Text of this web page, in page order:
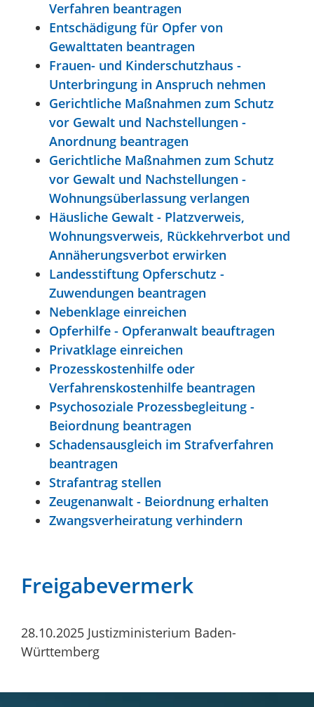
Verfahren beantragen
Entschädigung für Opfer von
Gewalttaten beantragen
Frauen- und Kinderschutzhaus -
Unterbringung in Anspruch nehmen
Gerichtliche Maßnahmen zum Schutz
vor Gewalt und Nachstellungen -
Anordnung beantragen
Gerichtliche Maßnahmen zum Schutz
vor Gewalt und Nachstellungen -
Wohnungsüberlassung verlangen
Häusliche Gewalt - Platzverweis,
Wohnungsverweis, Rückkehrverbot und
Annäherungsverbot erwirken
Landesstiftung Opferschutz -
Zuwendungen beantragen
Nebenklage einreichen
Opferhilfe - Opferanwalt beauftragen
Privatklage einreichen
Prozesskostenhilfe oder
Verfahrenskostenhilfe beantragen
Psychosoziale Prozessbegleitung -
Beiordnung beantragen
Schadensausgleich im Strafverfahren
beantragen
Strafantrag stellen
Zeugenanwalt - Beiordnung erhalten
Zwangsverheiratung verhindern
Freigabevermerk
28.10.2025 Justizministerium Baden-
Württemberg